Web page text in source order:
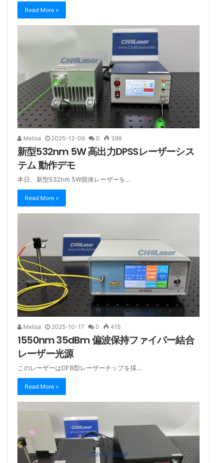
Read More »
Melisa 2025-12-09 0 399
新型532nm 5W 高出力DPSSレーザーシス
テム 動作デモ
本日、新型532nm 5W固体レーザーを…
Read More »
Melisa 2025-10-17 0 415
1550nm 35dBm 偏波保持ファイバー結合
レーザー光源
このレーザーはDFB型レーザーチップを採…
Read More »